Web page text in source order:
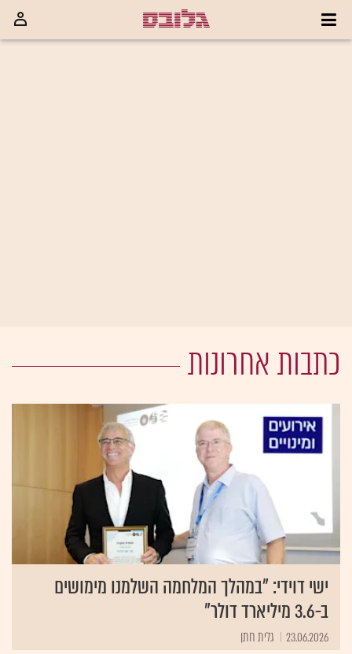
כתבות אחרונות
ישי דוידי: "במהלך המלחמה השלמנו מימושים
ב-3.6 מיליארד דולר"
23.06.2026 גלית חתן